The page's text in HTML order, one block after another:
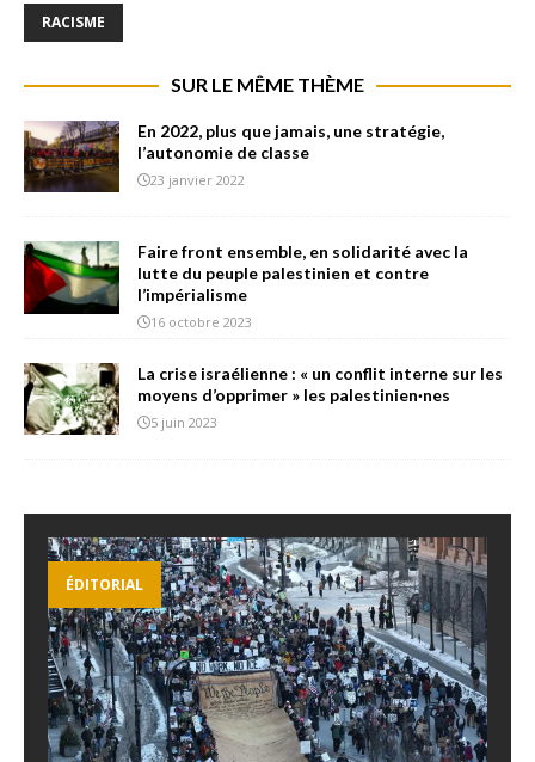
RACISME
SUR LE MÊME THÈME
En 2022, plus que jamais, une stratégie,
l’autonomie de classe
23 janvier 2022
Faire front ensemble, en solidarité avec la
lutte du peuple palestinien et contre
l’impérialisme
16 octobre 2023
La crise israélienne : « un conflit interne sur les
moyens d’opprimer » les palestinien·nes
5 juin 2023
ÉDITORIAL